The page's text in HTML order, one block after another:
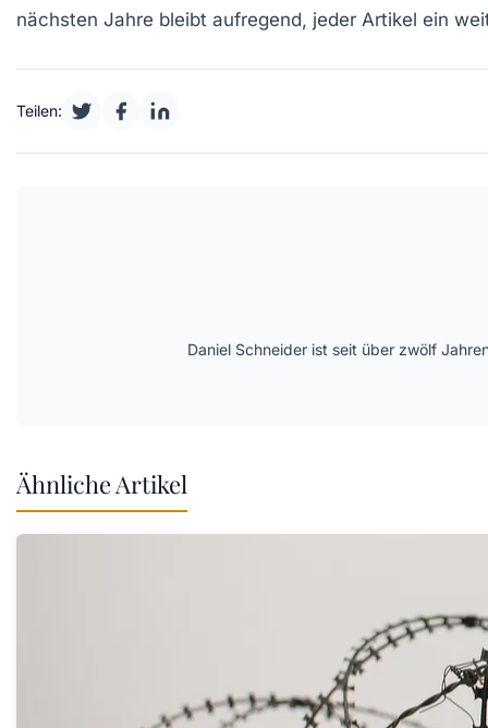
nächsten Jahre bleibt aufregend, jeder Artikel ein
Teilen:
Daniel Schneider ist seit über zwölf
Ähnliche Artikel